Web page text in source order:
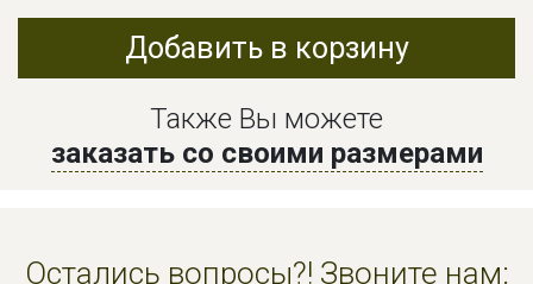
Добавить в корзину
Также Вы можете
заказать со своими размерами
Остались вопросы?! Звоните нам: